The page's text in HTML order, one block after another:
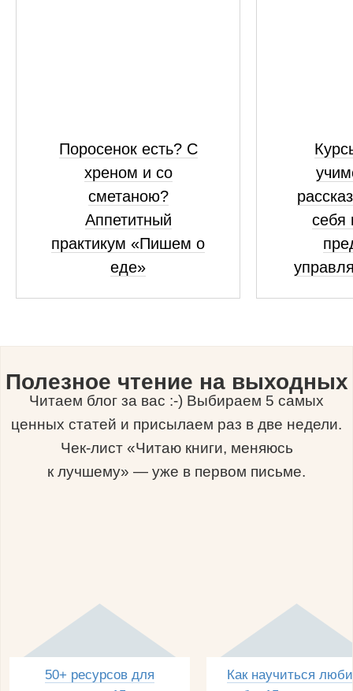
Поросенок есть? С
хреном и со
сметаною?
Аппетитный
практикум «Пишем о
еде»
себя
Полезное чтение на выходных
Читаем блог за вас :-) Выбираем 5 самых
ценных статей и присылаем раз в две недели.
Чек-лист «Читаю книги, меняюсь
к лучшему» — уже в первом письме.
50+ ресурсов для
Как научиться